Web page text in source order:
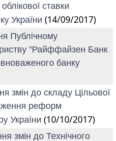
ставки
України (14/09/2017)
Публічному
"Райффайзен Банк
банку
змін до складу Цільової
реформ
України (10/10/2017)
змін до Технічного